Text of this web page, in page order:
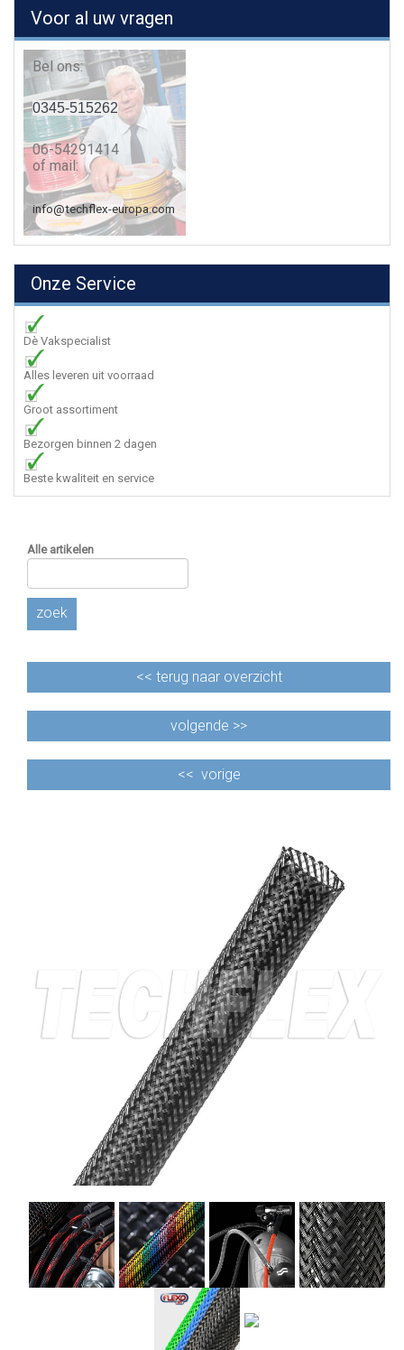
Voor al uw vragen
Bel ons:
0345-515262
06-54291414
of mail:
info@techflex-europa.com
Onze Service
Dè Vakspecialist
Alles leveren uit voorraad
Groot assortiment
Bezorgen binnen 2 dagen
Beste kwaliteit en service
Alle artikelen
zoek
<< terug naar overzicht
volgende >>
<< vorige